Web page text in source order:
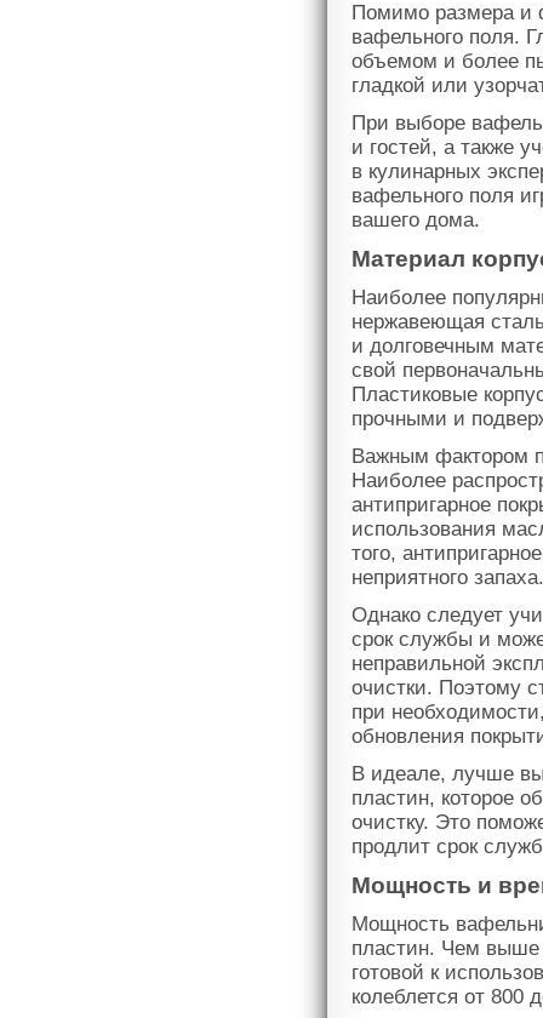
Помимо размера и
вафельного поля.
объемом и более
гладкой или
При выборе
и гостей, а также
в кулинарных
вафельного поля
вашего дома.
Материал
Наиболее
нержавеющая
и долговечным
свой
Пластиковые
прочными и
Важным фактором
Наиболее
антипригарное
использования
того,
неприятного запаха.
Однако следует
срок службы и
неправильной
очистки. Поэтому
при
обновления
В идеале, лучше
пластин, которое
очистку. Это
продлит срок
Мощность и
Мощность
пластин. Чем выше
готовой к
колеблется от 800